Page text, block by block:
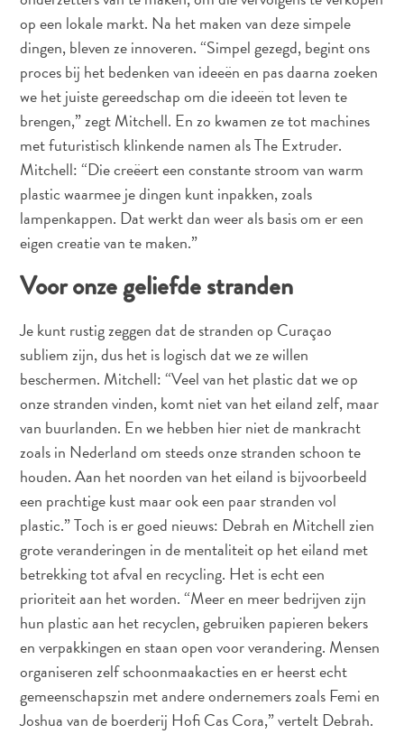
Curaçaose
cultuur
Foto's
The
Blue
Wave
Activiteiten
Duiken
Kindvriendelijk
Kultuur
&
Plan
Je
Trip
The
Blue
Wave
Updates
Nieuwste
Activiteiten
Kindvriendelijk
&
Eten
Plan
Je
Trip
The
op een lokale markt. Na het maken van deze simpele
dingen, bleven ze innoveren. “Simpel gezegd, begint ons
proces bij het bedenken van ideeën en pas daarna zoeken
we het juiste gereedschap om die ideeën tot leven te
brengen,” zegt Mitchell. En zo kwamen ze tot machines
met futuristisch klinkende namen als The Extruder.
Mitchell: “Die creëert een constante stroom van warm
plastic waarmee je dingen kunt inpakken, zoals
lampenkappen. Dat werkt dan weer als basis om er een
eigen creatie van te maken.”
Voor onze geliefde stranden
Je kunt rustig zeggen dat de stranden op Curaçao
subliem zijn, dus het is logisch dat we ze willen
beschermen. Mitchell: “Veel van het plastic dat we op
onze stranden vinden, komt niet van het eiland zelf, maar
van buurlanden. En we hebben hier niet de mankracht
zoals in Nederland om steeds onze stranden schoon te
houden. Aan het noorden van het eiland is bijvoorbeeld
een prachtige kust maar ook een paar stranden vol
plastic.” Toch is er goed nieuws: Debrah en Mitchell zien
grote veranderingen in de mentaliteit op het eiland met
betrekking tot afval en recycling. Het is echt een
prioriteit aan het worden. “Meer en meer bedrijven zijn
hun plastic aan het recyclen, gebruiken papieren bekers
en verpakkingen en staan open voor verandering. Mensen
organiseren zelf schoonmaakacties en er heerst echt
gemeenschapszin met andere ondernemers zoals Femi en
Joshua van de boerderij Hofi Cas Cora,” vertelt Debrah.